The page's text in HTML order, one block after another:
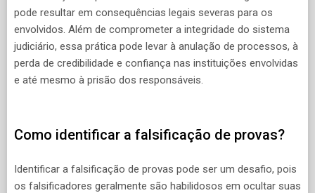
pode resultar em consequências legais severas para os
envolvidos. Além de comprometer a integridade do sistema
judiciário, essa prática pode levar à anulação de processos, à
perda de credibilidade e confiança nas instituições envolvidas
e até mesmo à prisão dos responsáveis.
Como identificar a falsificação de provas?
Identificar a falsificação de provas pode ser um desafio, pois
os falsificadores geralmente são habilidosos em ocultar suas